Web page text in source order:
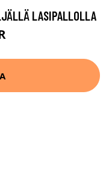
LASIPALLOLLA